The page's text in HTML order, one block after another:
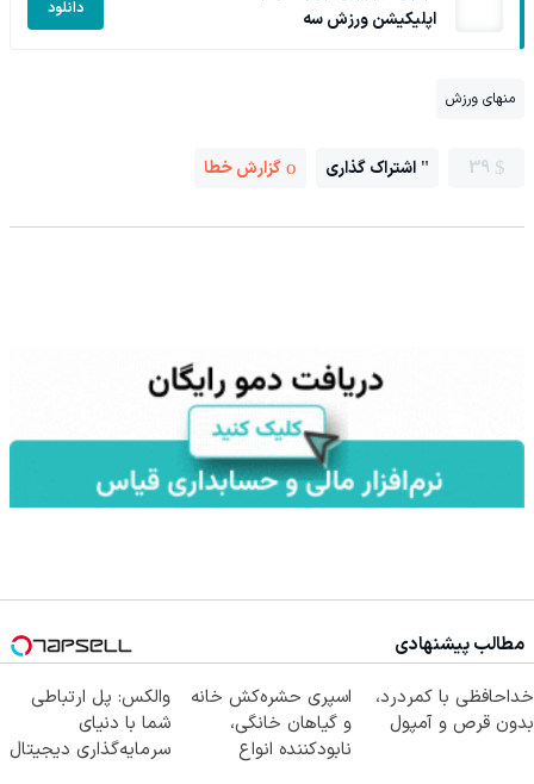
اپلیکیشن ورزش سه دانلود
منهای ورزش
39 اشتراک گذاری گزارش خطا
مطالب پیشنهادی
خداحافظی با کمردرد،
بدون قرص و آمپول
اسپری حشره‌کش خانه
و گیاهان خانگی،
نابودکننده انواع
والکس: پل ارتباطی
شما با دنیای
سرمایه‌گذاری دیجیتال